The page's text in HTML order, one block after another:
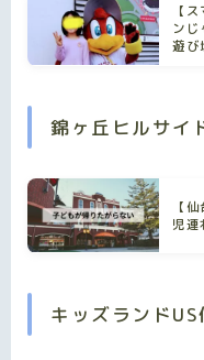
【
ン
遊び
錦ヶ丘ヒルサイ
【
児連
キッズランド